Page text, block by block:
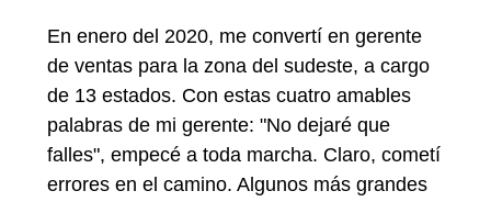
En enero del 2020, me convertí en gerente
de ventas para la zona del sudeste, a cargo
de 13 estados. Con estas cuatro amables
palabras de mi gerente: "No dejaré que
falles", empecé a toda marcha. Claro, cometí
errores en el camino. Algunos más grandes